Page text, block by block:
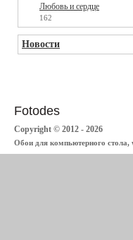
Любовь и сердце
162
Новости
Fotodes
Copyright © 2012 - 2026
Обои для компьютерного стола,